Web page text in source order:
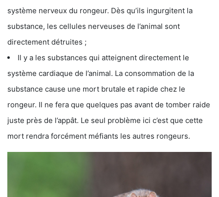
système nerveux du rongeur. Dès qu’ils ingurgitent la
substance, les cellules nerveuses de l’animal sont
directement détruites ;
Il y a les substances qui atteignent directement le
système cardiaque de l’animal. La consommation de la
substance cause une mort brutale et rapide chez le
rongeur. Il ne fera que quelques pas avant de tomber raide
juste près de l’appât. Le seul problème ici c’est que cette
mort rendra forcément méfiants les autres rongeurs.